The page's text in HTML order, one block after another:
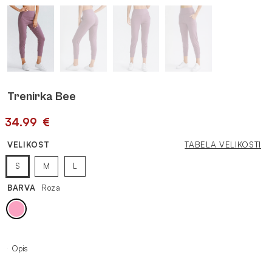
Trenirka Bee
34.99 €
VELIKOST TABELA VELIKOSTI
S M L
BARVA Roza
Opis